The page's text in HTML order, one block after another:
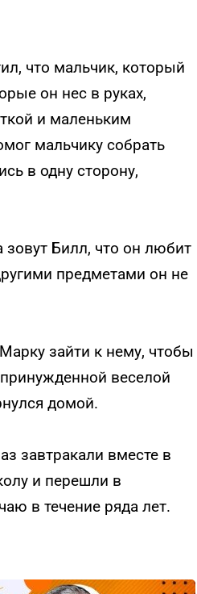
что мальчик, который
он нес в руках,
и маленьким
мальчику собрать
в одну сторону,
зовут Билл, что он любит
предметами он не
зайти к нему, чтобы
веселой
домой.
завтракали вместе в
и перешли в
в течение ряда лет.